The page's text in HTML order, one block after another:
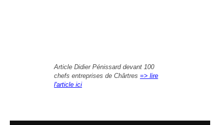
Article Didier Pénissard devant 100
chefs entreprises de Chârtres => lire
l'article ici